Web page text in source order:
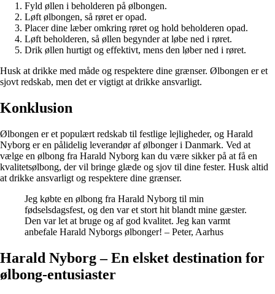
Fyld øllen i beholderen på ølbongen.
Løft ølbongen, så røret er opad.
Placer dine læber omkring røret og hold beholderen opad.
Løft beholderen, så øllen begynder at løbe ned i røret.
Drik øllen hurtigt og effektivt, mens den løber ned i røret.
Husk at drikke med måde og respektere dine grænser. Ølbongen er et
sjovt redskab, men det er vigtigt at drikke ansvarligt.
Konklusion
Ølbongen er et populært redskab til festlige lejligheder, og Harald
Nyborg er en pålidelig leverandør af ølbonger i Danmark. Ved at
vælge en ølbong fra Harald Nyborg kan du være sikker på at få en
kvalitetsølbong, der vil bringe glæde og sjov til dine fester. Husk altid
at drikke ansvarligt og respektere dine grænser.
Jeg købte en ølbong fra Harald Nyborg til min
fødselsdagsfest, og den var et stort hit blandt mine gæster.
Den var let at bruge og af god kvalitet. Jeg kan varmt
anbefale Harald Nyborgs ølbonger! – Peter, Aarhus
Harald Nyborg – En elsket destination for
ølbong-entusiaster